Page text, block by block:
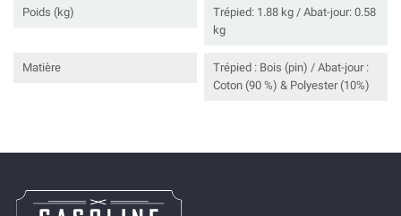
Poids (kg)
Trépied: 1.88 kg / Abat-jour: 0.58
kg
Matière
Trépied : Bois (pin) / Abat-jour :
Coton (90 %) & Polyester (10%)